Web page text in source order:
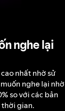
nghe lại
nhất nhờ sử
nghe lại nhờ
so với các bản
gian.